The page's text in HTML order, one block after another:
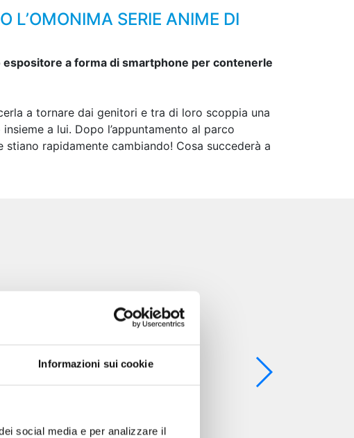
Informazioni sui cookie
social media e per analizzare il
L’OMONIMA SERIE ANIME DI
a forma di smartphone per contenerle
a tornare dai genitori e tra di loro scoppia una
a lui. Dopo l’appuntamento al parco
rapidamente cambiando! Cosa succederà a